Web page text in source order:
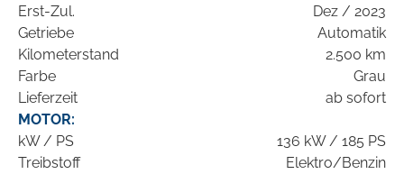
Erst-Zul.
Dez / 2023
Getriebe
Automatik
Kilometerstand
2.500 km
Farbe
Grau
Lieferzeit
ab sofort
MOTOR:
kW / PS
136 kW / 185 PS
Treibstoff
Elektro/Benzin